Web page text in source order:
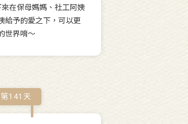
在保母媽媽、社工阿姨
給予的愛之下，可以更
世界唷～
141 天